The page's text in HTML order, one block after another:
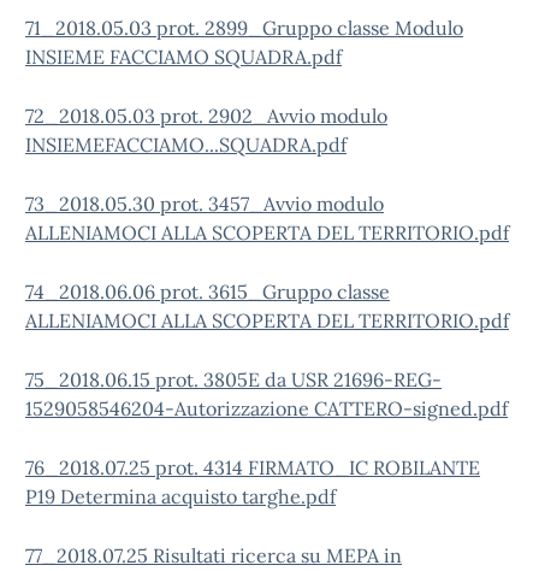
71_2018.05.03 prot. 2899_Gruppo classe Modulo
INSIEME FACCIAMO SQUADRA.pdf
72_2018.05.03 prot. 2902_Avvio modulo
INSIEMEFACCIAMO...SQUADRA.pdf
73_2018.05.30 prot. 3457_Avvio modulo
ALLENIAMOCI ALLA SCOPERTA DEL TERRITORIO.pdf
74_2018.06.06 prot. 3615_Gruppo classe
ALLENIAMOCI ALLA SCOPERTA DEL TERRITORIO.pdf
75_2018.06.15 prot. 3805E da USR 21696-REG-
1529058546204-Autorizzazione CATTERO-signed.pdf
76_2018.07.25 prot. 4314 FIRMATO_IC ROBILANTE
P19 Determina acquisto targhe.pdf
77_2018.07.25 Risultati ricerca su MEPA in